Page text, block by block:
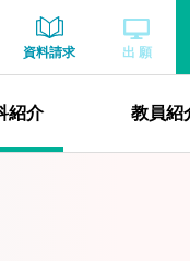
資料請求 出 願
紹介 教員紹